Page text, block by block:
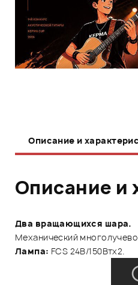
Описание и
Описание и
Два вращающихся шара.
Механический
Лампа: FCS 24В/150Втх2.